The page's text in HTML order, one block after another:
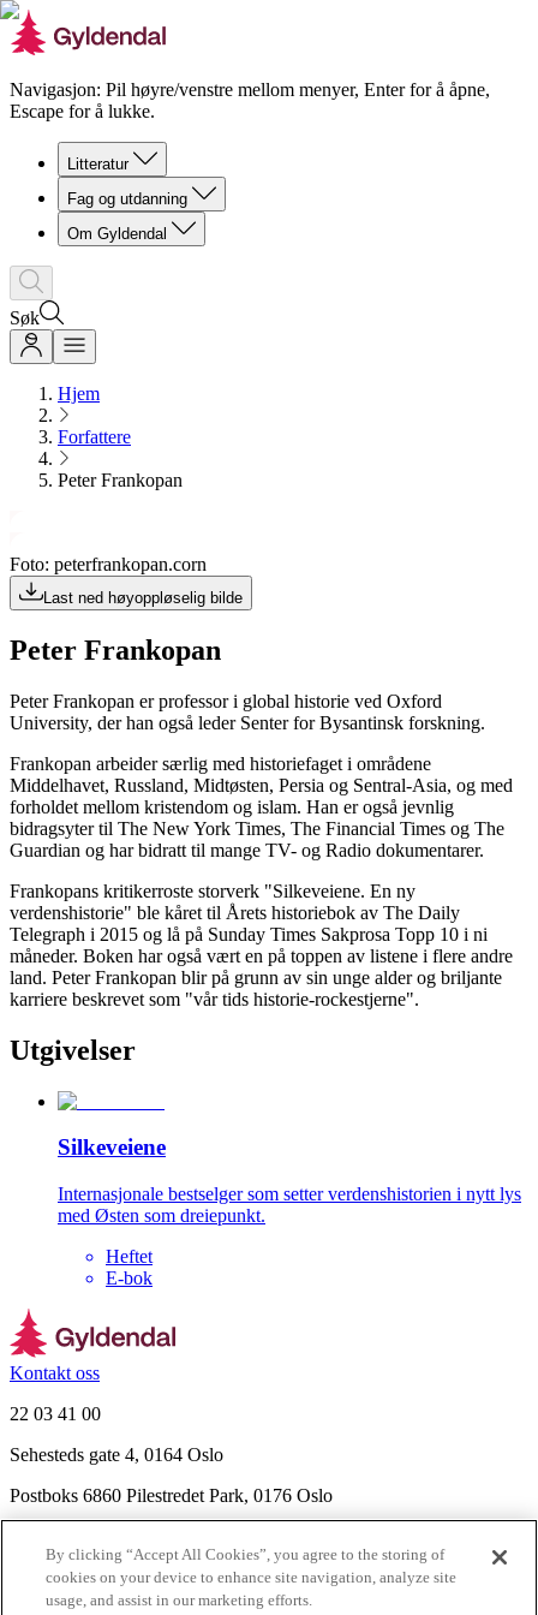
Navigasjon: Pil høyre/venstre mellom menyer, Enter for å åpne,
Escape for å lukke.
Litteratur
Fag og utdanning
Om Gyldendal
Søk
Hjem
Forfattere
Peter Frankopan
Foto: peterfrankopan.corn
Last ned høyoppløselig bilde
Peter Frankopan
Peter Frankopan er professor i global historie ved Oxford
University, der han også leder Senter for Bysantinsk forskning.
Frankopan arbeider særlig med historiefaget i områdene
Middelhavet, Russland, Midtøsten, Persia og Sentral-Asia, og med
forholdet mellom kristendom og islam. Han er også jevnlig
bidragsyter til The New York Times, The Financial Times og The
Guardian og har bidratt til mange TV- og Radio dokumentarer.
Frankopans kritikerroste storverk "Silkeveiene. En ny
verdenshistorie" ble kåret til Årets historiebok av The Daily
Telegraph i 2015 og lå på Sunday Times Sakprosa Topp 10 i ni
måneder. Boken har også vært en på toppen av listene i flere andre
land. Peter Frankopan blir på grunn av sin unge alder og briljante
karriere beskrevet som "vår tids historie-rockestjerne".
Utgivelser
Silkeveiene
Internasjonale bestselger som setter verdenshistorien i nytt lys
med Østen som dreiepunkt.
Heftet
E-bok
Kontakt oss
22 03 41 00
Sehesteds gate 4, 0164 Oslo
Postboks 6860 Pilestredet Park, 0176 Oslo
Nyhetsbrev
Ledige stillinger
By clicking “Accept All Cookies”, you agree to the storing of
cookies on your device to enhance site navigation, analyze site
usage, and assist in our marketing efforts.